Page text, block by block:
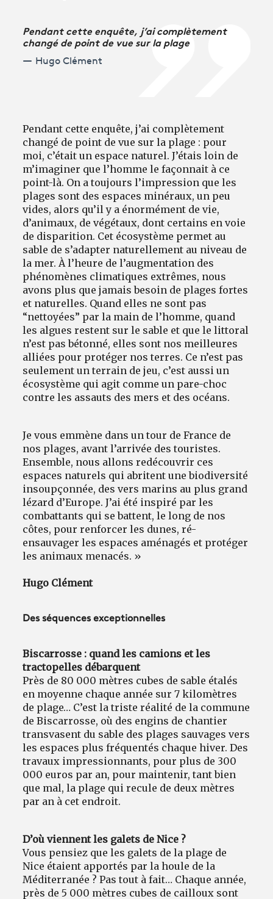
Pendant cette enquête, j’ai complètement
changé de point de vue sur la plage
Hugo Clément
Pendant cette enquête, j’ai complètement
changé de point de vue sur la plage : pour
moi, c’était un espace naturel. J’étais loin de
m’imaginer que l’homme le façonnait à ce
point-là. On a toujours l’impression que les
plages sont des espaces minéraux, un peu
vides, alors qu’il y a énormément de vie,
d’animaux, de végétaux, dont certains en voie
de disparition. Cet écosystème permet au
sable de s’adapter naturellement au niveau de
la mer. À l’heure de l’augmentation des
phénomènes climatiques extrêmes, nous
avons plus que jamais besoin de plages fortes
et naturelles. Quand elles ne sont pas
“nettoyées” par la main de l’homme, quand
les algues restent sur le sable et que le littoral
n’est pas bétonné, elles sont nos meilleures
alliées pour protéger nos terres. Ce n’est pas
seulement un terrain de jeu, c’est aussi un
écosystème qui agit comme un pare-choc
contre les assauts des mers et des océans.
Je vous emmène dans un tour de France de
nos plages, avant l’arrivée des touristes.
Ensemble, nous allons redécouvrir ces
espaces naturels qui abritent une biodiversité
insoupçonnée, des vers marins au plus grand
lézard d’Europe. J’ai été inspiré par les
combattants qui se battent, le long de nos
côtes, pour renforcer les dunes, ré-
ensauvager les espaces aménagés et protéger
les animaux menacés. »
Hugo Clément
Des séquences exceptionnelles
Biscarrosse : quand les camions et les
tractopelles débarquent
Près de 80 000 mètres cubes de sable étalés
en moyenne chaque année sur 7 kilomètres
de plage… C’est la triste réalité de la commune
de Biscarrosse, où des engins de chantier
transvasent du sable des plages sauvages vers
les espaces plus fréquentés chaque hiver. Des
travaux impressionnants, pour plus de 300
000 euros par an, pour maintenir, tant bien
que mal, la plage qui recule de deux mètres
par an à cet endroit.
D’où viennent les galets de Nice ?
Vous pensiez que les galets de la plage de
Nice étaient apportés par la houle de la
Méditerranée ? Pas tout à fait… Chaque année,
près de 5 000 mètres cubes de cailloux sont